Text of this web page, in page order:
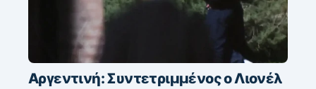
Αργεντινή: Συντετριμμένος ο Λιονέλ